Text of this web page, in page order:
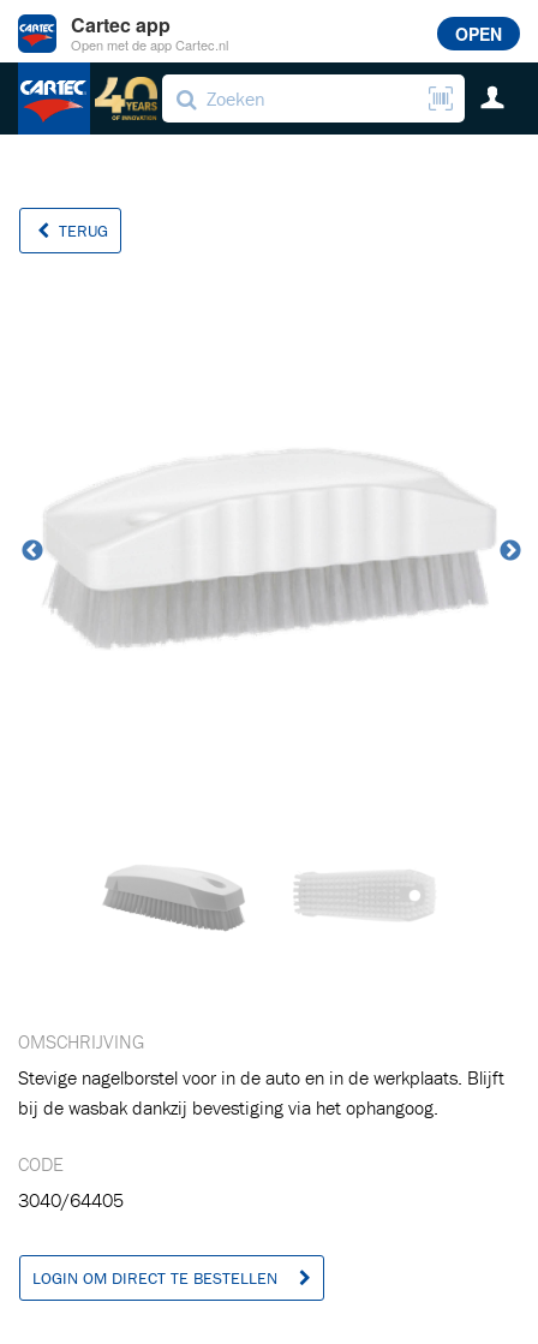
TERUG
OMSCHRIJVING
Stevige nagelborstel voor in de auto en in de werkplaats. Blijft
bij de wasbak dankzij bevestiging via het ophangoog.
CODE
3040/64405
LOGIN OM DIRECT TE BESTELLEN
VERDER WINKELEN Ga naar winkelwagen
Cartec app
Open met de app Cartec.nl OPEN